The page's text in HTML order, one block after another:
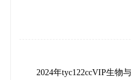
2024年tyc122ccVIP生物